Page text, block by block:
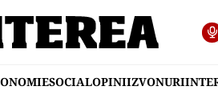
SOCIALOPINIIZVONURI